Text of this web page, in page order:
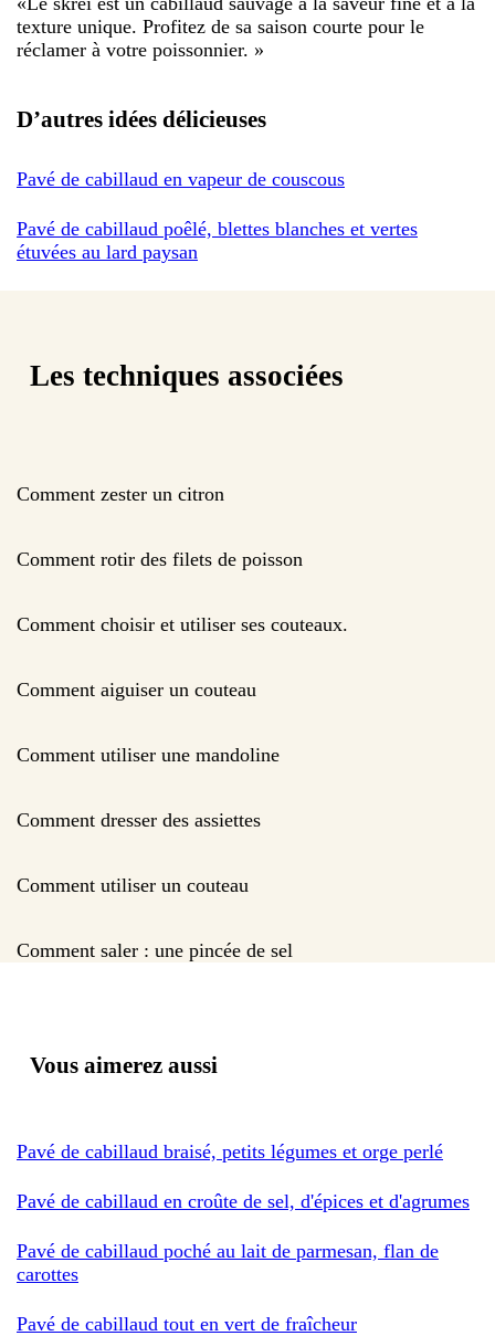
texture unique. Profitez de sa saison courte pour le
réclamer à votre poissonnier. »
D’autres idées délicieuses
Pavé de cabillaud en vapeur de couscous
Pavé de cabillaud poêlé, blettes blanches et vertes
étuvées au lard paysan
Les techniques associées
Comment zester un citron
Comment rotir des filets de poisson
Comment choisir et utiliser ses couteaux.
Comment aiguiser un couteau
Comment utiliser une mandoline
Comment dresser des assiettes
Comment utiliser un couteau
Comment saler : une pincée de sel
Vous aimerez aussi
Pavé de cabillaud braisé, petits légumes et orge perlé
Pavé de cabillaud en croûte de sel, d'épices et d'agrumes
Pavé de cabillaud poché au lait de parmesan, flan de
carottes
Pavé de cabillaud tout en vert de fraîcheur